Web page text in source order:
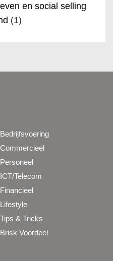
en social selling
(1)
Bedrijfsvoering
Commercieel
Personeel
ICT/Telecom
Financieel
Lifestyle
Tips & Tricks
Brisk Voordeel